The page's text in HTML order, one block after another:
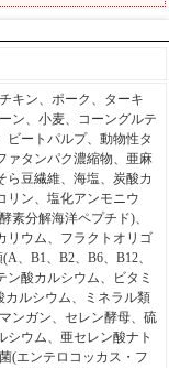
キン、ポーク、ターキ
ン、小麦、コーングルテ
ビートパルプ、動物性タ
ァタンパク濃縮物、亜麻
ら豆繊維、海塩、炭酸カ
リン、塩化アンモニウ
素分解海洋ペプチド)、
リウム、フラクトオリゴ
、B1、B2、B6、B12、
酸カルシウム、ビタミ
カルシウム、ミネラル類
ンガン、セレン酵母、硫
シウム、亜セレン酸ナト
(エンテロコッカス・フ